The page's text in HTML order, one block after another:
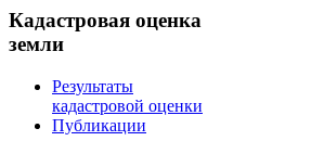
Кадастровая оценка
земли
Результаты
кадастровой оценки
Публикации